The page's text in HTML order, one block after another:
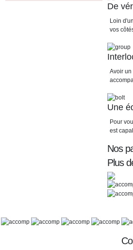
De
Loin
vos
Avoir un
Une
Pour
est
Nos
Plus